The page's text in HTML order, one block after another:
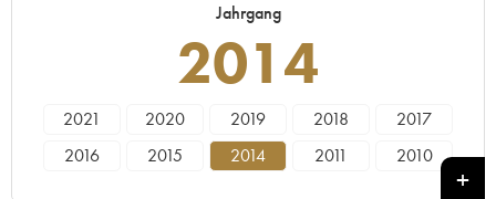
Jahrgang
2014
2021 2020 2019 2018
2017
2016
2015 2014 2011
2010